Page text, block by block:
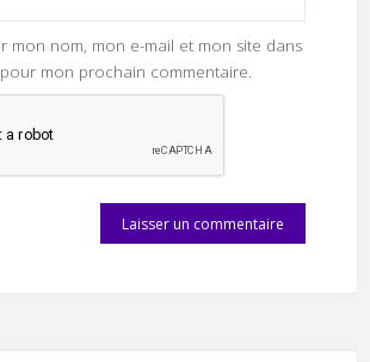
mon nom, mon e-mail et mon site dans
mon prochain commentaire.